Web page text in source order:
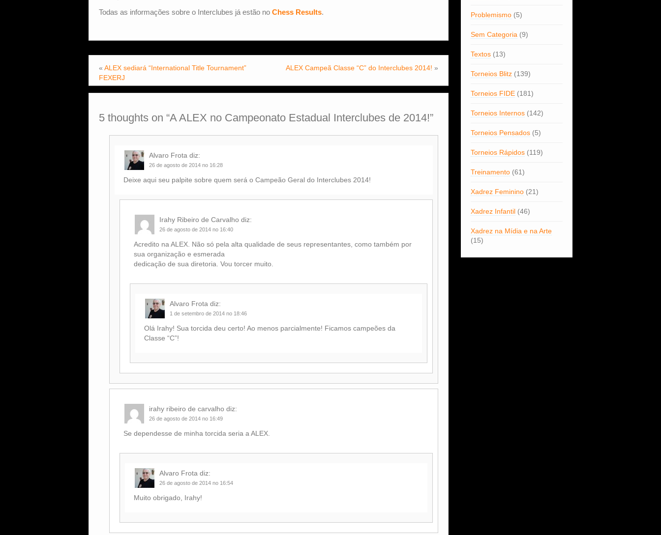
Todas as informações sobre o Interclubes já estão no Chess Results.
« ALEX sediará “International Title Tournament”
FEXERJ
ALEX Campeã Classe “C” do Interclubes 2014! »
5 thoughts on “A ALEX no Campeonato Estadual Interclubes de 2014!”
Alvaro Frota diz:
26 de agosto de 2014 no 16:28
Deixe aqui seu palpite sobre quem será o Campeão Geral do Interclubes 2014!
Irahy Ribeiro de Carvalho diz:
26 de agosto de 2014 no 16:40
Acredito na ALEX. Não só pela alta qualidade de seus representantes, como também por
sua organização e esmerada
dedicação de sua diretoria. Vou torcer muito.
Alvaro Frota diz:
1 de setembro de 2014 no 18:46
Olá Irahy! Sua torcida deu certo! Ao menos parcialmente! Ficamos campeões da
Classe “C”!
irahy ribeiro de carvalho diz:
26 de agosto de 2014 no 16:49
Se dependesse de minha torcida seria a ALEX.
Alvaro Frota diz:
26 de agosto de 2014 no 16:54
Muito obrigado, Irahy!
Problemismo(5)
Sem Categoria(9)
Textos(13)
Torneios Blitz(139)
Torneios FIDE(181)
Torneios Internos(142)
Torneios Pensados(5)
Torneios Rápidos(119)
Treinamento(61)
Xadrez Feminino(21)
Xadrez Infantil(46)
Xadrez na Mídia e na Arte
(15)